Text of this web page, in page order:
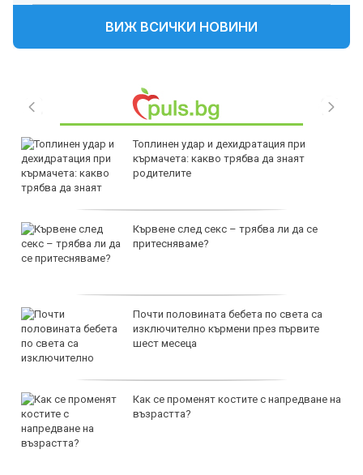
ВИЖ ВСИЧКИ НОВИНИ
Топлинен удар и дехидратация при
кърмачета: какво трябва да знаят
родителите
Кървене след секс – трябва ли да се
притесняваме?
Почти половината бебета по света са
изключително кърмени през първите
шест месеца
Как се променят костите с напредване на
възрастта?